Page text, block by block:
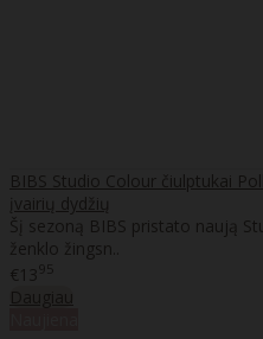
BIBS Studio Colour čiulptukai
įvairių dydžių
Šį sezoną BIBS pristato naują
ženklo žingsn..
€1395
Daugiau